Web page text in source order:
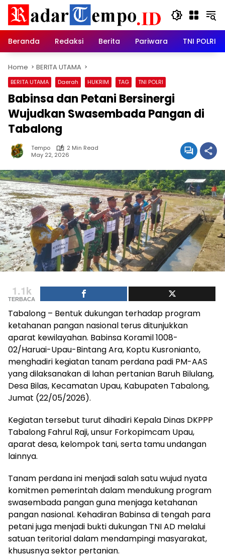
Skip
content
Beranda
Redaksi Berita Pariwara TNI POLRI
Home BERITA UTAMA
BERITA UTAMA Daerah HUKRIM TAG TNI POLRI
Babinsa dan Petani Bersinergi
Wujudkan Swasembada Pangan di
Tabalong
Tempo
2 Min Read
May 22, 2026
1.1k
TERBACA
Tabalong – Bentuk dukungan terhadap program
ketahanan pangan nasional terus ditunjukkan
aparat kewilayahan. Babinsa Koramil 1008-
02/Haruai-Upau-Bintang Ara, Koptu Kusronianto,
menghadiri kegiatan tanam perdana padi PM-AAS
yang dilaksanakan di lahan pertanian Baruh Bilulang,
Desa Bilas, Kecamatan Upau, Kabupaten Tabalong,
Jumat (22/05/2026).
Kegiatan tersebut turut dihadiri Kepala Dinas DKPPP
Tabalong Fahrul Raji, unsur Forkopimcam Upau,
aparat desa, kelompok tani, serta tamu undangan
lainnya.
Tanam perdana ini menjadi salah satu wujud nyata
komitmen pemerintah dalam mendukung program
swasembada pangan guna menjaga ketahanan
pangan nasional. Kehadiran Babinsa di tengah para
petani juga menjadi bukti dukungan TNI AD melalui
satuan teritorial dalam mendampingi masyarakat,
khususnya sektor pertanian.